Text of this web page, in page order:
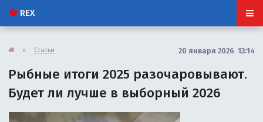
REX
» Статьи 20 января 2026 13:14
Рыбные итоги 2025 разочаровывают.
Будет ли лучше в выборный 2026